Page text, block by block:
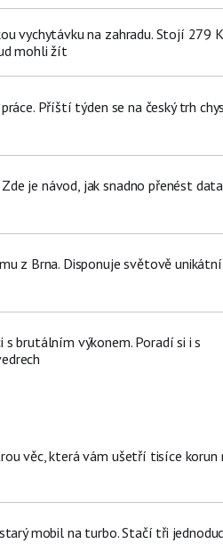
vychytávku na zahradu. Stojí 279
mohli žít
Příští týden se na český trh
je návod, jak snadno přenést
z Brna. Disponuje světově unikátní
brutálním výkonem. Poradí si i s
věc, která vám ušetří tisíce korun
mobil na turbo. Stačí tři